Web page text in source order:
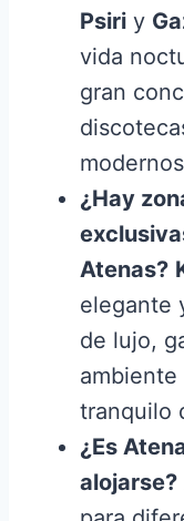
Psiri y
vida
gran
¿Hay
Atenas?
elegante
de lujo,
ambiente
tranquilo
¿Es
alojarse?